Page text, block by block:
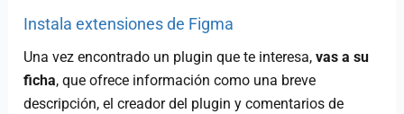
Instala extensiones de Figma
Una vez encontrado un plugin que te interesa,vas a su
ficha, que ofrece información como una breve
descripción, el creador del plugin y comentarios de